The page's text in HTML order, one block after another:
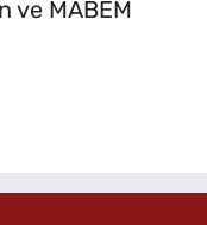
ve MABEM